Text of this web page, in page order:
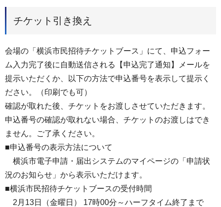
チケット引き換え
会場の「横浜市民招待チケットブース」にて、申込フォー
ム入力完了後に自動送信される【申込完了通知】メールを
提示いただくか、以下の方法で申込番号を表示して提示く
ださい。（印刷でも可）
確認が取れた後、チケットをお渡しさせていただきます。
申込番号の確認が取れない場合、チケットのお渡しはでき
ません。ご了承ください。
■申込番号の表示方法について
横浜市電子申請・届出システムのマイページの「申請状
況のお知らせ」から表示いただけます。
■横浜市民招待チケットブースの受付時間
2月13日（金曜日） 17時00分～ハーフタイム終了まで